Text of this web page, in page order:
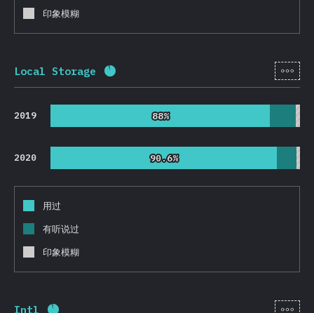
印象模糊
Local Storage 完成率: [zh-
2019 88%
88%
2020 90.6%
90.6%
用过
有听说过
印象模糊
Intl [zh-